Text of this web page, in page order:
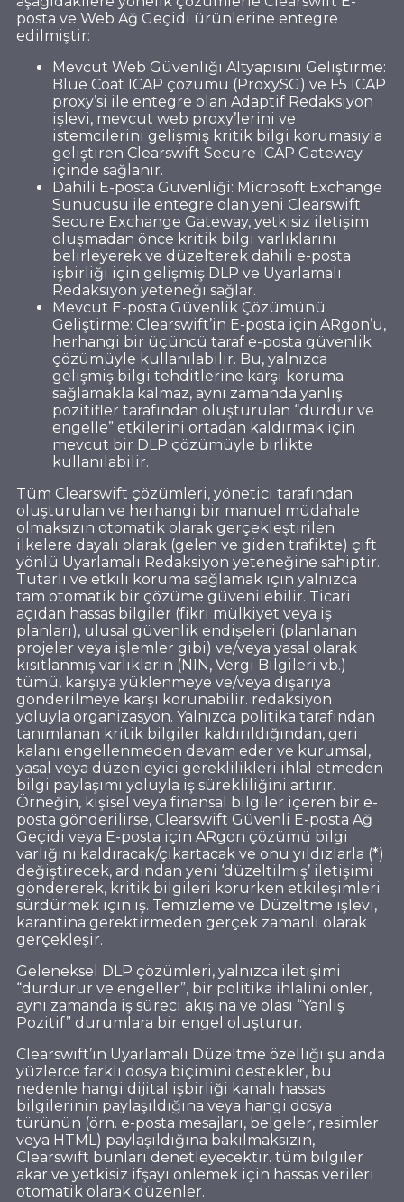
posta ve Web Ağ Geçidi ürünlerine entegre
edilmiştir:
Mevcut Web Güvenliği Altyapısını Geliştirme:
Blue Coat ICAP çözümü (ProxySG) ve F5 ICAP
proxy’si ile entegre olan Adaptif Redaksiyon
işlevi, mevcut web proxy’lerini ve
istemcilerini gelişmiş kritik bilgi korumasıyla
geliştiren Clearswift Secure ICAP Gateway
içinde sağlanır.
Dahili E-posta Güvenliği: Microsoft Exchange
Sunucusu ile entegre olan yeni Clearswift
Secure Exchange Gateway, yetkisiz iletişim
oluşmadan önce kritik bilgi varlıklarını
belirleyerek ve düzelterek dahili e-posta
işbirliği için gelişmiş DLP ve Uyarlamalı
Redaksiyon yeteneği sağlar.
Mevcut E-posta Güvenlik Çözümünü
Geliştirme: Clearswift’in E-posta için ARgon’u,
herhangi bir üçüncü taraf e-posta güvenlik
çözümüyle kullanılabilir. Bu, yalnızca
gelişmiş bilgi tehditlerine karşı koruma
sağlamakla kalmaz, aynı zamanda yanlış
pozitifler tarafından oluşturulan “durdur ve
engelle” etkilerini ortadan kaldırmak için
mevcut bir DLP çözümüyle birlikte
kullanılabilir.
Tüm Clearswift çözümleri, yönetici tarafından
oluşturulan ve herhangi bir manuel müdahale
olmaksızın otomatik olarak gerçekleştirilen
ilkelere dayalı olarak (gelen ve giden trafikte) çift
yönlü Uyarlamalı Redaksiyon yeteneğine sahiptir.
Tutarlı ve etkili koruma sağlamak için yalnızca
tam otomatik bir çözüme güvenilebilir. Ticari
açıdan hassas bilgiler (fikri mülkiyet veya iş
planları), ulusal güvenlik endişeleri (planlanan
projeler veya işlemler gibi) ve/veya yasal olarak
kısıtlanmış varlıkların (NIN, Vergi Bilgileri vb.)
tümü, karşıya yüklenmeye ve/veya dışarıya
gönderilmeye karşı korunabilir. redaksiyon
yoluyla organizasyon. Yalnızca politika tarafından
tanımlanan kritik bilgiler kaldırıldığından, geri
kalanı engellenmeden devam eder ve kurumsal,
yasal veya düzenleyici gereklilikleri ihlal etmeden
bilgi paylaşımı yoluyla iş sürekliliğini artırır.
Örneğin, kişisel veya finansal bilgiler içeren bir e-
posta gönderilirse, Clearswift Güvenli E-posta Ağ
Geçidi veya E-posta için ARgon çözümü bilgi
varlığını kaldıracak/çıkartacak ve onu yıldızlarla (*)
değiştirecek, ardından yeni ‘düzeltilmiş’ iletişimi
göndererek, kritik bilgileri korurken etkileşimleri
sürdürmek için iş. Temizleme ve Düzeltme işlevi,
karantina gerektirmeden gerçek zamanlı olarak
gerçekleşir.
Geleneksel DLP çözümleri, yalnızca iletişimi
“durdurur ve engeller”, bir politika ihlalini önler,
aynı zamanda iş süreci akışına ve olası “Yanlış
Pozitif” durumlara bir engel oluşturur.
Clearswift’in Uyarlamalı Düzeltme özelliği şu anda
yüzlerce farklı dosya biçimini destekler, bu
nedenle hangi dijital işbirliği kanalı hassas
bilgilerinin paylaşıldığına veya hangi dosya
türünün (örn. e-posta mesajları, belgeler, resimler
veya HTML) paylaşıldığına bakılmaksızın,
Clearswift bunları denetleyecektir. tüm bilgiler
akar ve yetkisiz ifşayı önlemek için hassas verileri
otomatik olarak düzenler.